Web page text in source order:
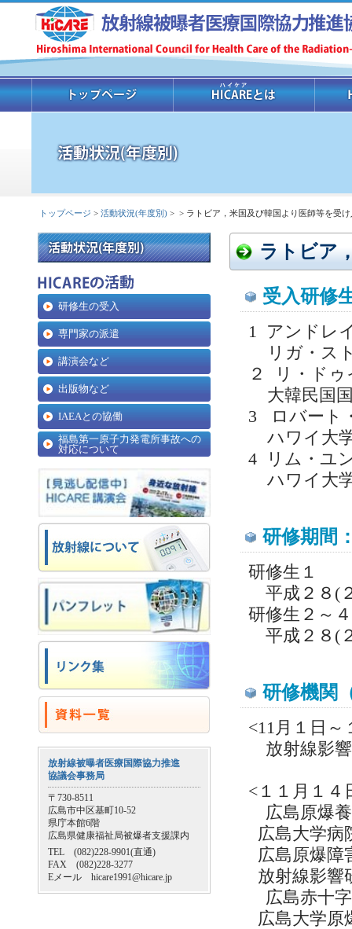
トップページ > 活動状況(年度別) > > ラトビア，米国及び韓国より医師等を受け
研修生の受入
専門家の派遣
講演会など
出版物など
IAEAとの協働
福島第一原子力発電所事故への
対応について
放射線被曝者医療国際協力推進
協議会事務局
〒730-8511
広島市中区基町10-52
県庁本館6階
広島県健康福祉局被爆者支援課内
TEL (082)228-9901(直通)
FAX (082)228-3277
Eメール hicare1991@hicare.jp
ラトビア
受入研修
1 アンドレ
リガ・ス
２ リ・ドゥ
大韓民国
3 ロバート
ハワイ大
4 リム・ユ
ハワイ大
研修期間
研修生１
平成２８(
研修生２～４
平成２８(
研修機関
<11月１日
放射線影
<１１月１
広島原爆
広島大学病
広島原爆障
放射線影響
広島赤十
広島大学原